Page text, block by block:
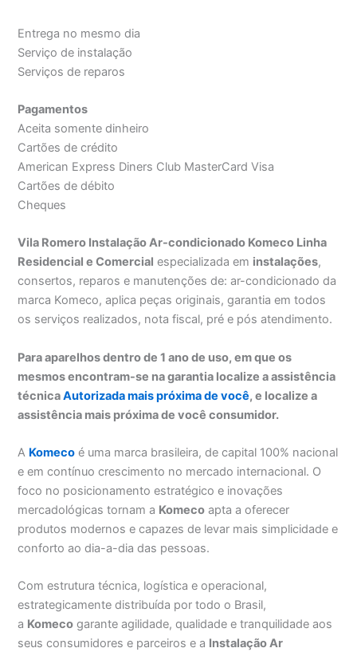
Entrega no mesmo dia
Serviço de instalação
Serviços de reparos
Pagamentos
Aceita somente dinheiro
Cartões de crédito
American Express Diners Club MasterCard Visa
Cartões de débito
Cheques
Vila Romero Instalação Ar-condicionado Komeco Linha
Residencial e Comercial especializada em instalações,
consertos, reparos e manutenções de: ar-condicionado da
marca Komeco, aplica peças originais, garantia em todos
os serviços realizados, nota fiscal, pré e pós atendimento.
Para aparelhos dentro de 1 ano de uso, em que os
mesmos encontram-se na garantia localize a assistência
técnicaAutorizada mais próxima de você, e localize a
assistência mais próxima de você consumidor.
A Komeco é uma marca brasileira, de capital 100% nacional
e em contínuo crescimento no mercado internacional. O
foco no posicionamento estratégico e inovações
mercadológicas tornam a Komeco apta a oferecer
produtos modernos e capazes de levar mais simplicidade e
conforto ao dia-a-dia das pessoas.
Com estrutura técnica, logística e operacional,
estrategicamente distribuída por todo o Brasil,
a Komeco garante agilidade, qualidade e tranquilidade aos
seus consumidores e parceiros e a Instalação Ar